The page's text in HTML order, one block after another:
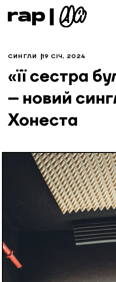
СИНГЛИ 19 СІЧ, 2024
«її сестра
– новий
Хонеста